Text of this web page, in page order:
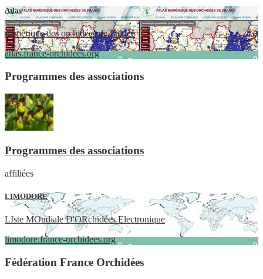
Atlas
numérique des orchidées de France
atlas.france-orchidees.org
Programmes des associations
Programmes des associations
affiliées
LIMODORE
LIste MOndiale D'ORchidées Electronique
limodore.france-orchidees.org
Fédération France Orchidées